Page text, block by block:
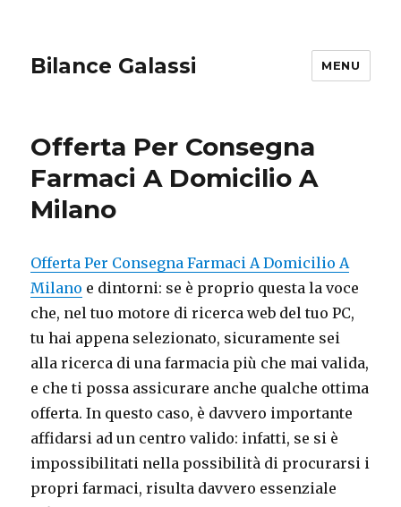
Bilance Galassi MENU
Offerta Per Consegna
Farmaci A Domicilio A
Milano
Offerta Per Consegna Farmaci A Domicilio A
Milano e dintorni: se è proprio questa la voce
che, nel tuo motore di ricerca web del tuo PC,
tu hai appena selezionato, sicuramente sei
alla ricerca di una farmacia più che mai valida,
e che ti possa assicurare anche qualche ottima
offerta. In questo caso, è davvero importante
affidarsi ad un centro valido: infatti, se si è
impossibilitati nella possibilità di procurarsi i
propri farmaci, risulta davvero essenziale